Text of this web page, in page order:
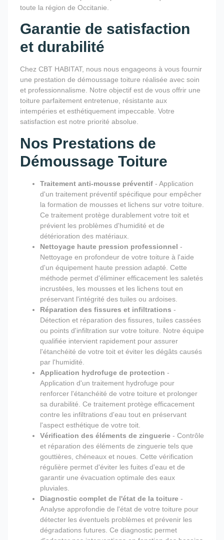
toute la région de Occitanie.
Garantie de satisfaction
et durabilité
Chez CBT HABITAT, nous nous engageons à vous fournir
une prestation de démoussage toiture réalisée avec soin
et professionnalisme. Notre objectif est de vous offrir une
toiture parfaitement entretenue, résistante aux
intempéries et esthétiquement impeccable. Votre
satisfaction est notre priorité absolue.
Nos Prestations de
Démoussage Toiture
Traitement anti-mousse préventif - Application
d'un traitement préventif spécifique pour empêcher
la formation de mousses et lichens sur votre toiture.
Ce traitement protège durablement votre toit et
prévient les problèmes d'humidité et de
détérioration des matériaux.
Nettoyage haute pression professionnel -
Nettoyage en profondeur de votre toiture à l'aide
d'un équipement haute pression adapté. Cette
méthode permet d'éliminer efficacement les saletés
incrustées, les mousses et les lichens tout en
préservant l'intégrité des tuiles ou ardoises.
Réparation des fissures et infiltrations -
Détection et réparation des fissures, tuiles cassées
ou points d'infiltration sur votre toiture. Notre équipe
qualifiée intervient rapidement pour assurer
l'étanchéité de votre toit et éviter les dégâts causés
par l'humidité.
Application hydrofuge de protection -
Application d'un traitement hydrofuge pour
renforcer l'étanchéité de votre toiture et prolonger
sa durabilité. Ce traitement protège efficacement
contre les infiltrations d'eau tout en préservant
l'aspect esthétique de votre toit.
Vérification des éléments de zinguerie - Contrôle
et réparation des éléments de zinguerie tels que
gouttières, chéneaux et noues. Cette vérification
régulière permet d'éviter les fuites d'eau et de
garantir une évacuation optimale des eaux
pluviales.
Diagnostic complet de l'état de la toiture -
Analyse approfondie de l'état de votre toiture pour
détecter les éventuels problèmes et prévenir les
dégradations futures. Ce diagnostic permet